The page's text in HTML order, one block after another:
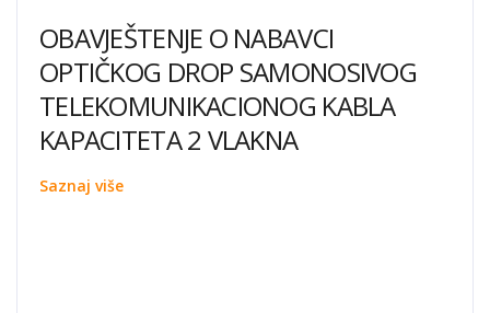
OBAVJEŠTENJE O NABAVCI
OPTIČKOG DROP SAMONOSIVOG
TELEKOMUNIKACIONOG KABLA
KAPACITETA 2 VLAKNA
Saznaj više